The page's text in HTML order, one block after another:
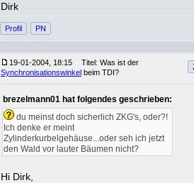
Dirk
Profil PN
19-01-2004, 18:15
Titel: Was ist der
Synchronisationswinkel beim TDI?
brezelmann01 hat folgendes geschrieben:
du meinst doch sicherlich ZKG's, oder?!
Ich denke er meint
Zylinderkurbelgehäuse...oder seh ich jetzt
den Wald vor lauter Bäumen nicht?
Hi Dirk,